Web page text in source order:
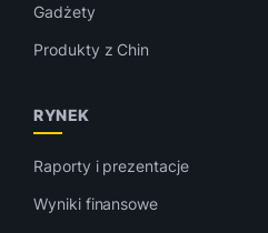
Gadżety
Produkty z Chin
RYNEK
Raporty i prezentacje
Wyniki finansowe